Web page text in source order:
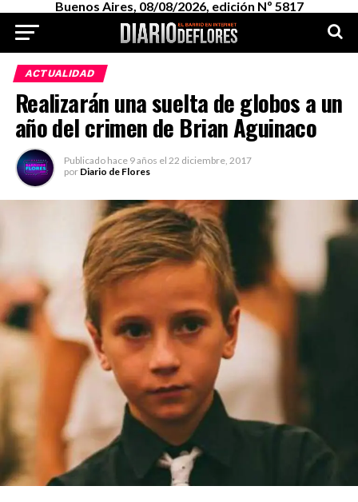
Buenos Aires, 08/08/2026, edición Nº 5817
ACTUALIDAD
Realizarán una suelta de globos a un
año del crimen de Brian Aguinaco
Publicado hace 9 años el 22 diciembre, 2017
por Diario de Flores